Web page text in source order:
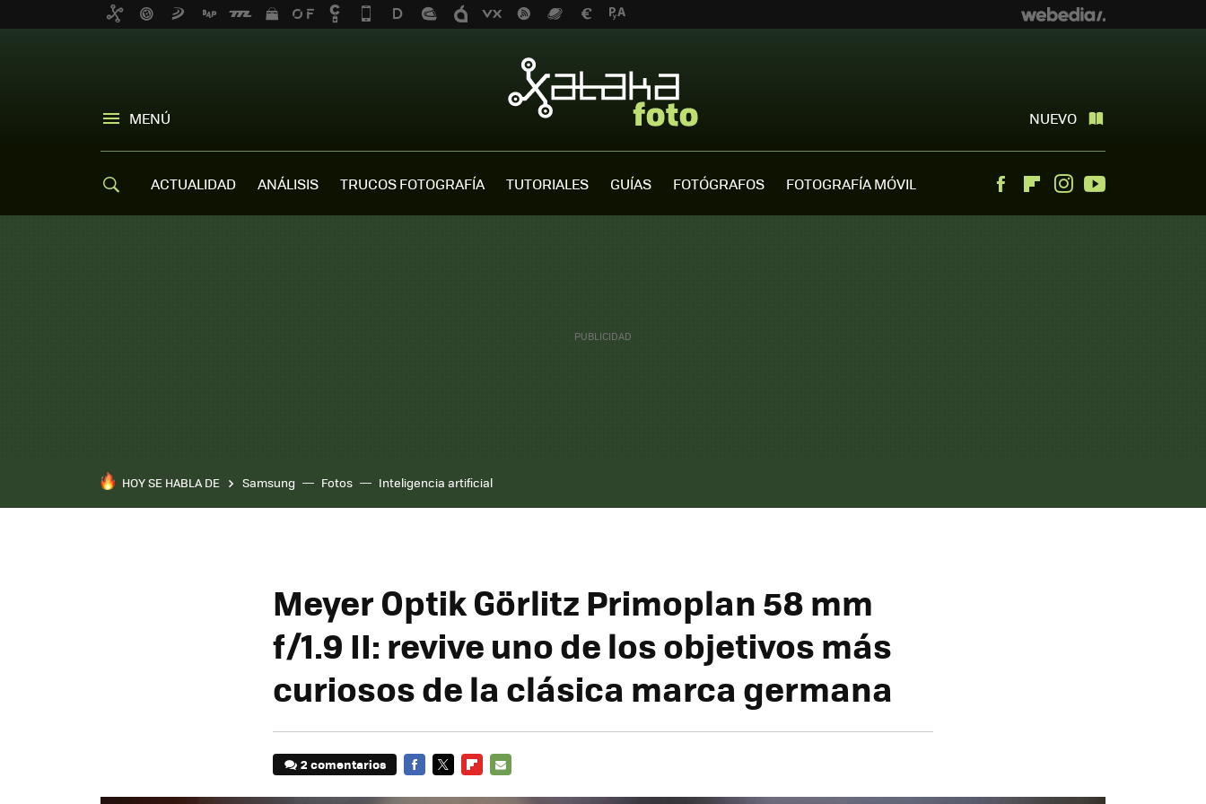
MENÚ NUEVO
ACTUALIDAD ANÁLISIS TRUCOS FOTOGRAFÍA TUTORIALES GUÍAS FOTÓGRAFOS FOTOGRAFÍA MÓVIL FacebookFlipboardInstagram
HOY SE HABLA DE Samsung Fotos Inteligencia artificial
Meyer Optik Görlitz Primoplan 58 mm
f/1.9 II: revive uno de los objetivos más
curiosos de la clásica marca germana
2 comentarios